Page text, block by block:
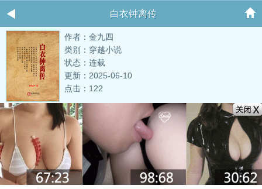
白衣钟离传
作者：金九四
类别：穿越小说
状态：连载
更新：2025-06-10
点击：122